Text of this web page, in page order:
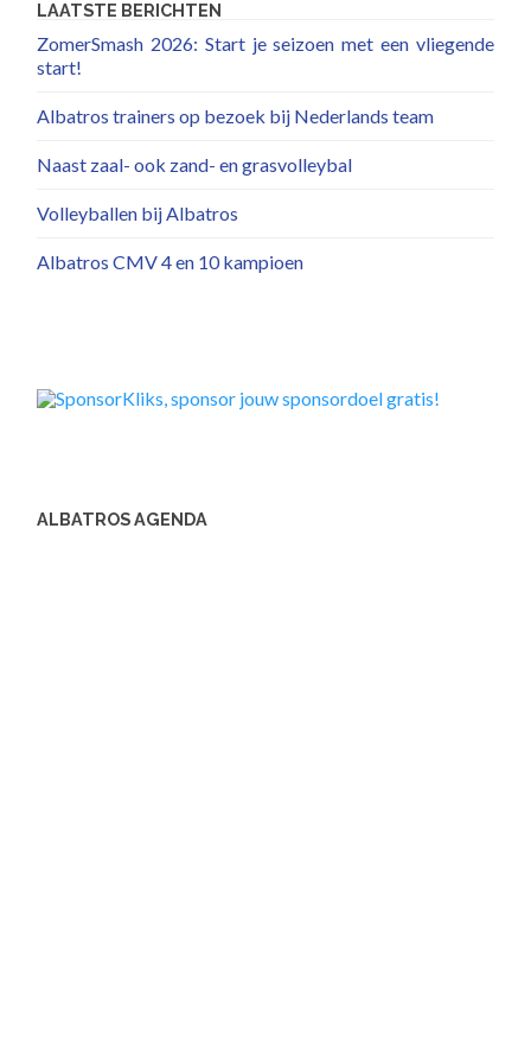
LAATSTE BERICHTEN
ZomerSmash 2026: Start je seizoen met een vliegende
start!
Albatros trainers op bezoek bij Nederlands team
Naast zaal- ook zand- en grasvolleybal
Volleyballen bij Albatros
Albatros CMV 4 en 10 kampioen
ALBATROS AGENDA